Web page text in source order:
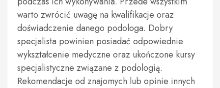
warto zwrócić uwagę na kwalifikacje oraz
doświadczenie danego podologa. Dobry
specjalista powinien posiadać odpowiednie
wykształcenie medyczne oraz ukończone kursy
specjalistyczne związane z podologią.
Rekomendacje od znajomych lub opinie innych